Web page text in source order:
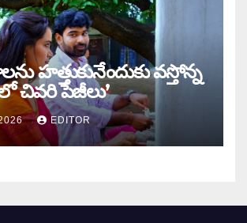
హత్తుకునేందుకు వస్తోన్న
చివరి పేజీలు’
EDITOR